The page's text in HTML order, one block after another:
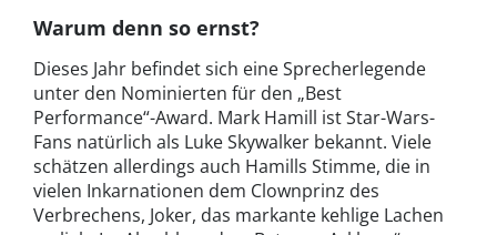
Warum denn so ernst?
Dieses Jahr befindet sich eine Sprecherlegende
unter den Nominierten für den „Best
Performance“-Award. Mark Hamill ist Star-Wars-
Fans natürlich als Luke Skywalker bekannt. Viele
schätzen allerdings auch Hamills Stimme, die in
vielen Inkarnationen dem Clownprinz des
Verbrechens, Joker, das markante kehlige Lachen